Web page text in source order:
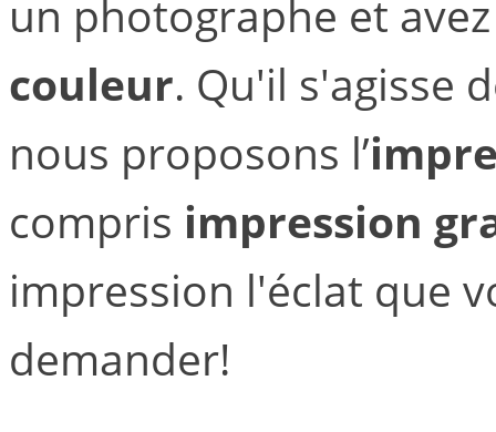
un photographe et
couleur. Qu'il s'agisse
nous proposons l’
compris impression
impression l'éclat que
demander!